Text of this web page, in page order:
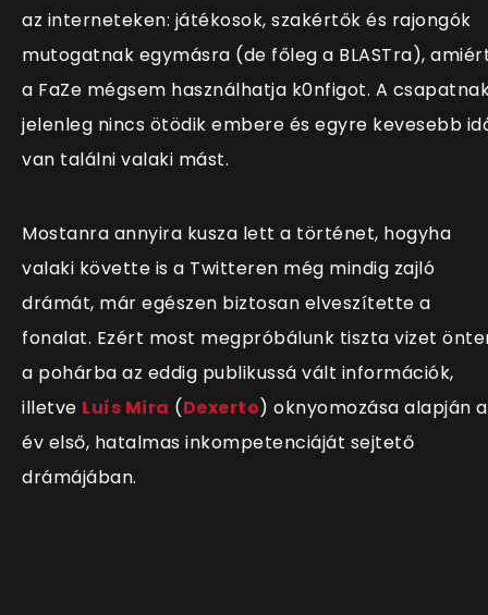
az interneteken: játékosok, szakértők és rajongók
mutogatnak egymásra (de főleg a BLASTra),
a FaZe mégsem használhatja k0nfigot. A
jelenleg nincs ötödik embere és egyre kevesebb
van találni valaki mást.
Mostanra annyira kusza lett a történet, hogyha
valaki követte is a Twitteren még mindig zajló
drámát, már egészen biztosan elveszítette a
fonalat. Ezért most megpróbálunk tiszta vizet
a pohárba az eddig publikussá vált információk,
illetve Luís Mira (Dexerto) oknyomozása alapján
év első, hatalmas inkompetenciáját sejtető
drámájában.